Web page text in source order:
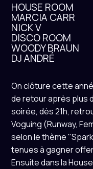
HOUSE ROOM
MARCIA CARR
NICK V
DISCO ROOM
WOODY BRAUN
DJ ANDRÉ
On clôture cette
de retour après plus
soirée, dès 21h,
Voguing (Runway,
selon le thème
tenues à gagner
Ensuite dans la